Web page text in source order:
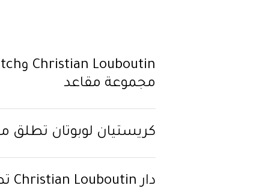
مجموعة مقاعد
كريستيان لوبوتان تطلق
دار Christian Louboutin تطلق مجموعة تصاميم لرمضان 2023